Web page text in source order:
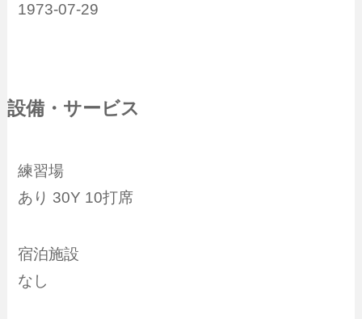
1973-07-29
設備・サービス
練習場
あり 30Y 10打席
宿泊施設
なし